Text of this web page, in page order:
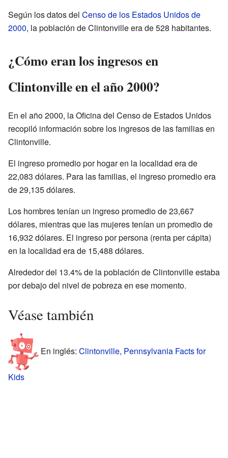
Según los datos del Censo de los Estados Unidos de
2000, la población de Clintonville era de 528 habitantes.
¿Cómo eran los ingresos en
Clintonville en el año 2000?
En el año 2000, la Oficina del Censo de Estados Unidos
recopiló información sobre los ingresos de las familias en
Clintonville.
El ingreso promedio por hogar en la localidad era de
22,083 dólares. Para las familias, el ingreso promedio era
de 29,135 dólares.
Los hombres tenían un ingreso promedio de 23,667
dólares, mientras que las mujeres tenían un promedio de
16,932 dólares. El ingreso por persona (renta per cápita)
en la localidad era de 15,488 dólares.
Alrededor del 13.4% de la población de Clintonville estaba
por debajo del nivel de pobreza en ese momento.
Véase también
En inglés: Clintonville, Pennsylvania Facts for
Kids